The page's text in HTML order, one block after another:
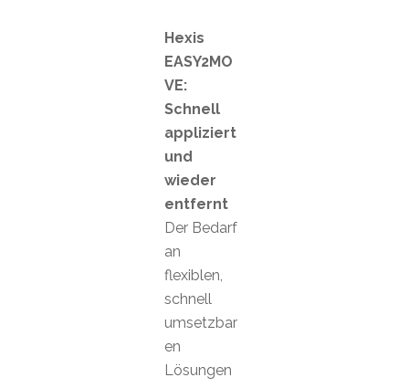
Hexis
EASY2MO
VE:
Schnell
appliziert
und
wieder
entfernt
Der Bedarf
an
flexiblen,
schnell
umsetzbar
en
Lösungen